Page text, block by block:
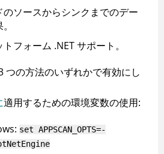
のソースからシンクまでのデー
フォーム .NET サポート。
つの方法のいずれかで有効にし
適用するための環境変数の使用:
set APPSCAN_OPTS=-